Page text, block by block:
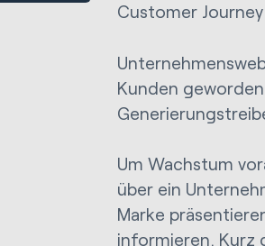
Customer
Kunden
Um Wachstum
über ein
Marke
informieren. Kurz